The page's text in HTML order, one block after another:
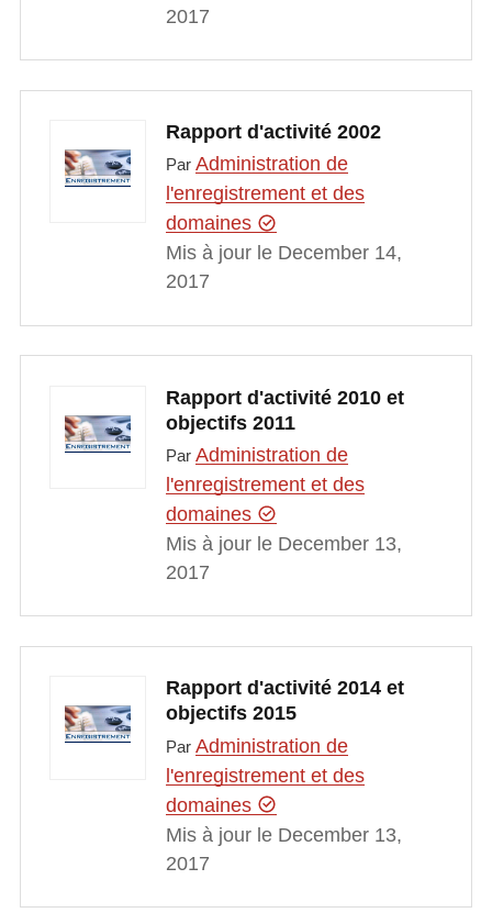
2017
Rapport d'activité 2002
Par Administration de
l'enregistrement et des
domaines
Mis à jour le December 14,
2017
Rapport d'activité 2010 et
objectifs 2011
Par Administration de
l'enregistrement et des
domaines
Mis à jour le December 13,
2017
Rapport d'activité 2014 et
objectifs 2015
Par Administration de
l'enregistrement et des
domaines
Mis à jour le December 13,
2017